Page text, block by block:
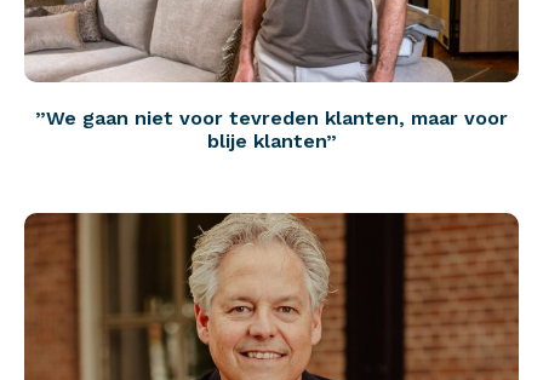
”We gaan niet voor tevreden klanten, maar voor
blije klanten”